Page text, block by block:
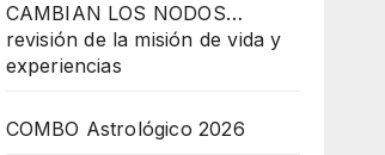
CAMBIAN LOS NODOS…
revisión de la misión de vida y
experiencias
COMBO Astrológico 2026